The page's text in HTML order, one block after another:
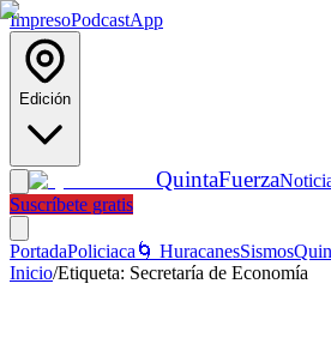
ImpresoPodcastApp
Edición
QuintaFuerza
Suscríbete gratis
PortadaPoliciaca 🌀 HuracanesSismos
Inicio/Etiqueta: Secretaría de Economía